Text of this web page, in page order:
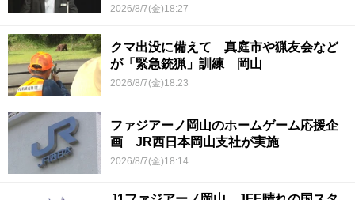
2026/8/7(金)18:27
クマ出没に備えて 真庭市や猟友会など
が「緊急銃猟」訓練 岡山
2026/8/7(金)18:23
ファジアーノ岡山のホームゲーム応援企
画 JR西日本岡山支社が実施
2026/8/7(金)18:14